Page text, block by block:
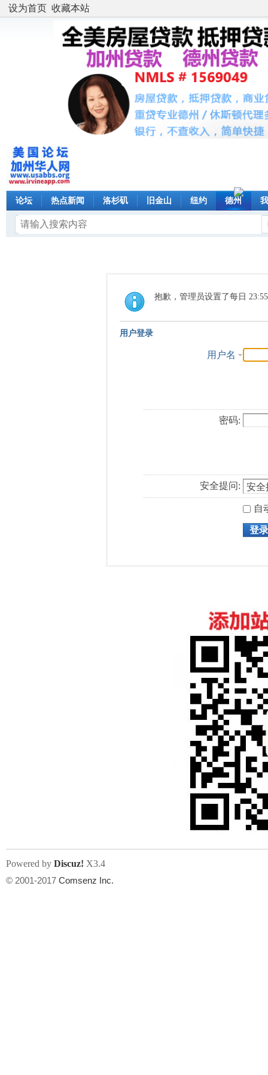
设为首页 收藏本站
论坛 热点新闻 洛杉矶 旧金山 纽约 德州
抱歉，管理员设置了每日
用户登录
用户名
密码:
安全提问:
自
登录
Powered by Discuz! X3.4
© 2001-2017 Comsenz Inc.